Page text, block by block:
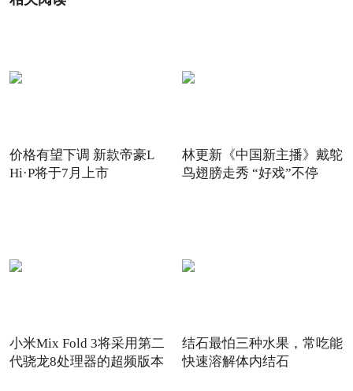
价格有望下调 新款帝豪L
Hi·P将于7月上市
林更新《中国新主播》戴鸵
鸟翅膀走秀 “好戏”不停
小米Mix Fold 3将采用第二
代骁龙8处理器的超频版本
结石最怕三种水果，常吃能
快速溶解体内结石